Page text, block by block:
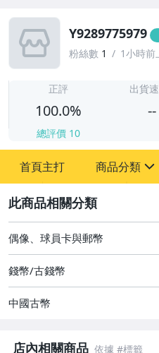
Y9289775979
粉絲數 1 1小時前
正評
100.0%
總評價 10
出貨
--
首頁主打 商品分類
圖書/影音/文具
古董、藝術與礦石
玩具、模型與公仔
男性精品與服飾
偶像、球員卡與郵幣
錢幣/古錢幣
中國古幣
店內相關商品